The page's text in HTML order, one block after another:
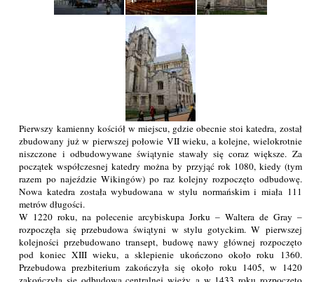
Pierwszy kamienny kościół w miejscu, gdzie obecnie stoi katedra, został
zbudowany już w pierwszej połowie VII wieku, a kolejne, wielokrotnie
niszczone i odbudowywane świątynie stawały się coraz większe. Za
początek współczesnej katedry można by przyjąć rok 1080, kiedy (tym
razem po najeździe Wikingów) po raz kolejny rozpoczęto odbudowę.
Nowa katedra została wybudowana w stylu normańskim i miała 111
metrów długości.
W 1220 roku, na polecenie arcybiskupa Jorku – Waltera de Gray –
rozpoczęła się przebudowa świątyni w stylu gotyckim. W pierwszej
kolejności przebudowano transept, budowę nawy głównej rozpoczęto
pod koniec XIII wieku, a sklepienie ukończono około roku 1360.
Przebudowa prezbiterium zakończyła się około roku 1405, w 1420